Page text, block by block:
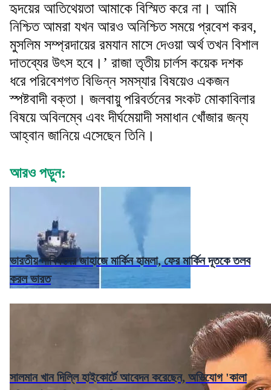
হৃদয়ের আতিথেয়তা আমাকে বিস্মিত করে না। আমি
নিশ্চিত আমরা যখন আরও অনিশ্চিত সময়ে প্রবেশ করব,
মুসলিম সম্প্রদায়ের রমযান মাসে দেওয়া অর্থ তখন বিশাল
দাতব্যের উৎস হবে।’ রাজা তৃতীয় চার্লস কয়েক দশক
ধরে পরিবেশগত বিভিন্ন সমস্যার বিষয়েও একজন
স্পষ্টবাদী বক্তা। জলবায়ু পরিবর্তনের সংকট মোকাবিলার
বিষয়ে অবিলম্বে এবং দীর্ঘমেয়াদী সমাধান খোঁজার জন্য
আহ্বান জানিয়ে এসেছেন তিনি।
আরও পড়ুন:
ভারতীয় নাবিকদের জাহাজে মার্কিন হামলা, ফের মার্কিন দূতকে তলব
করল ভারত
সালমান খান দিল্লি হাইকোর্টে আবেদন করেছেন, অভিযোগ 'কালা